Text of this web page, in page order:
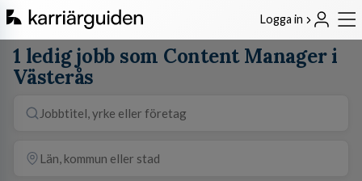
Logga in
1 ledig jobb som Content Manager i
Västerås